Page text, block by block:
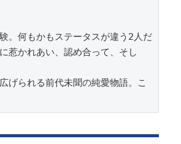
。何もかもステータスが違う2人だ
惹かれあい、認め合って、そし
げられる前代未聞の純愛物語。こ